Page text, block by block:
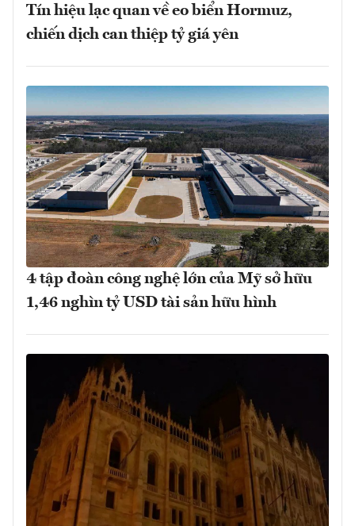
Tín hiệu lạc quan về eo biển Hormuz,
chiến dịch can thiệp tỷ giá yên
4 tập đoàn công nghệ lớn của Mỹ sở hữu
1,46 nghìn tỷ USD tài sản hữu hình